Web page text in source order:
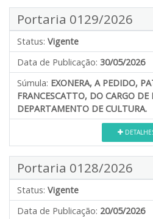
Portaria 0129/2026
Status: Vigente
Data de Publicação: 30/05/2026
Súmula: EXONERA, A PEDIDO,
FRANCESCATTO, DO CARGO DE
DEPARTAMENTO DE CULTURA.
Portaria 0128/2026
Status: Vigente
Data de Publicação: 20/05/2026